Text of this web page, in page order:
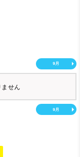
9月
せん
9月